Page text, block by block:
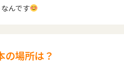
んです
の場所は？